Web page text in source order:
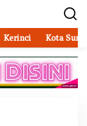
Kerinci Kota